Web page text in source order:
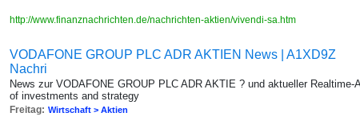
http://www.finanznachrichten.de/nachrichten-aktien/vivendi-sa.htm
VODAFONE GROUP PLC ADR AKTIEN News | A1XD9Z
Nachri
News zur VODAFONE GROUP PLC ADR AKTIE ? und aktueller
of investments and strategy
Freitag: Wirtschaft > Aktien